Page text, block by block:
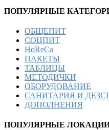
ПОПУЛЯРНЫЕ
ОБЩЕПИТ
СОЦПИТ
HoReCa
ПАКЕТЫ
ТАБЛИЦЫ
МЕТОДИЧКИ
ОБОРУДОВАНИЕ
САНИТАРИЯ И
ДОПОЛНЕНИЯ
ПОПУЛЯРНЫЕ